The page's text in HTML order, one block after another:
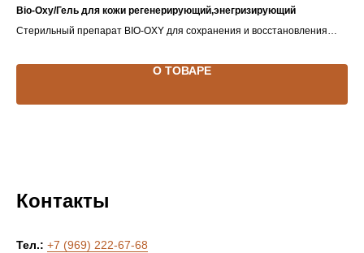
Bio-Oxy/Гель для кожи регенерирующий,энегризирующий
Стерильный препарат BIO-OXY для сохранения и восстановления
О ТОВАРЕ
Контакты
Тел.: +7 (969) 222-67-68